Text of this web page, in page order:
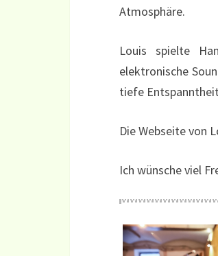
Atmosphäre.
Louis spielte
elektronische
tiefe
Die Webseite von
Ich wünsche viel